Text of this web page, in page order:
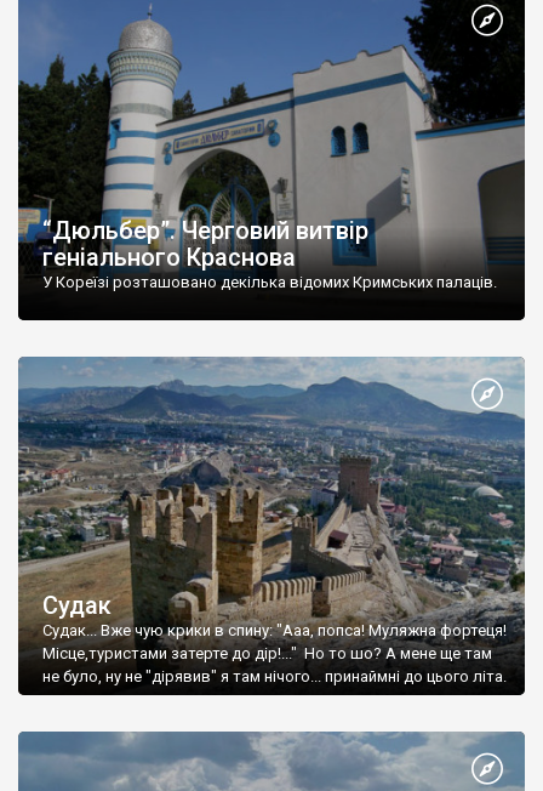
“Дюльбер”. Черговий витвір
геніального Краснова
У Кореїзі розташовано декілька відомих Кримських палаців.
Судак
Судак... Вже чую крики в спину: "Ааа, попса! Муляжна фортеця!
Місце,туристами затерте до дір!..." Но то шо? А мене ще там
не було, ну не "дірявив" я там нічого... принаймні до цього літа.